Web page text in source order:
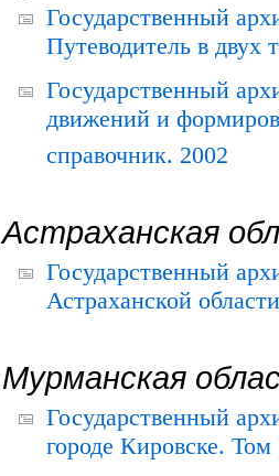
Государственный
Путеводитель в двух
Государственный
движений и
справочник. 2002
Астраханская
Государственный
Астраханской
Мурманская
Государственный
городе Кировске.